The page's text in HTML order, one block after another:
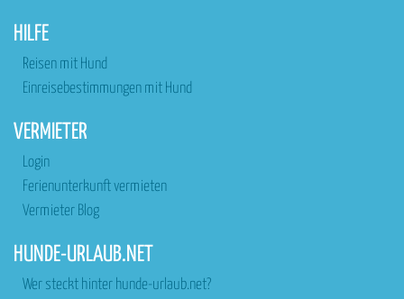
HILFE
Reisen mit Hund
Einreisebestimmungen mit Hund
VERMIETER
Login
Ferienunterkunft vermieten
Vermieter Blog
HUNDE-URLAUB.NET
Wer steckt hinter hunde-urlaub.net?